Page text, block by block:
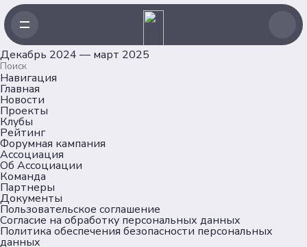
Декабрь 2024 — март 2025
Навигация
Главная
Новости
Проекты
Клубы
Рейтинг
Форумная кампания
Ассоциация
Об Ассоциации
Команда
Партнеры
Документы
Пользовательское соглашение
Согласие на обработку персональных данных
Политика обеспечения безопасности персональных
данных